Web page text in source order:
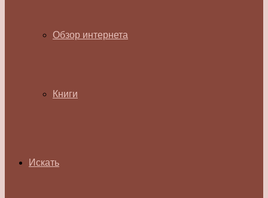
Обзор интернета
Книги
Искать